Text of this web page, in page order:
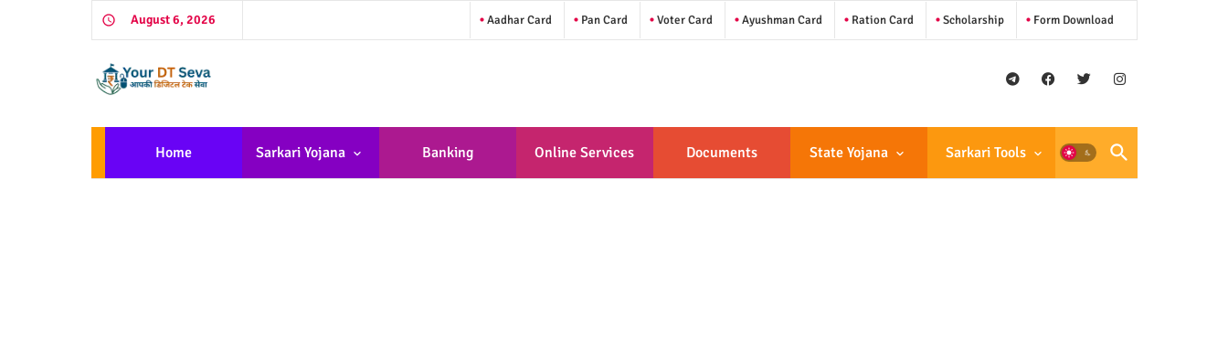
August 6, 2026 Aadhar Card Pan Card Voter Card Ayushman Card Ration Card Scholarship Form Download
Home Sarkari Yojana Banking Online Services Documents State Yojana Sarkari Tools